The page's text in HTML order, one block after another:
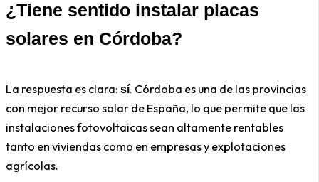
¿Tiene sentido instalar placas
solares en Córdoba?
La respuesta es clara: sí. Córdoba es una de las provincias
con mejor recurso solar de España, lo que permite que las
instalaciones fotovoltaicas sean altamente rentables
tanto en viviendas como en empresas y explotaciones
agrícolas.